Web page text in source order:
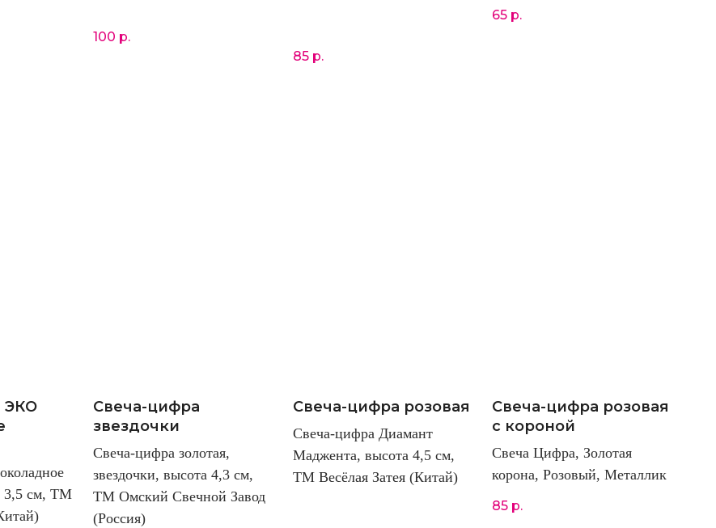
100 р.
85 р.
65 р.
ЭКО
3,5 см, ТМ
Свеча-цифра
звездочки
Свеча-цифра золотая,
звездочки, высота 4,3 см,
ТМ Омский Свечной Завод
(Россия)
Свеча-цифра розовая
Свеча-цифра Диамант
Маджента, высота 4,5 см,
ТМ Весёлая Затея (Китай)
Свеча-цифра розовая
с короной
Свеча Цифра, Золотая
корона, Розовый, Металлик
85 р.